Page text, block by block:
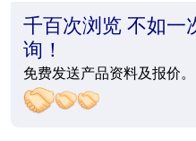
千百次浏览 不如一
询！
免费发送产品资料及报价。